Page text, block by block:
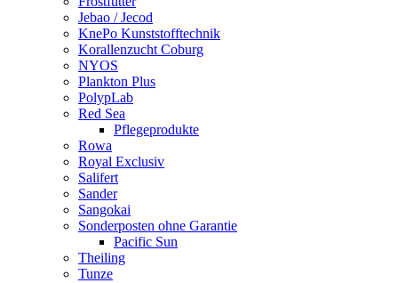
Jebao / Jecod
KnePo Kunststofftechnik
Korallenzucht Coburg
NYOS
Plankton Plus
PolypLab
Red Sea
Pflegeprodukte
Rowa
Royal Exclusiv
Salifert
Sander
Sangokai
Sonderposten ohne Garantie
Pacific Sun
Theiling
Tunze